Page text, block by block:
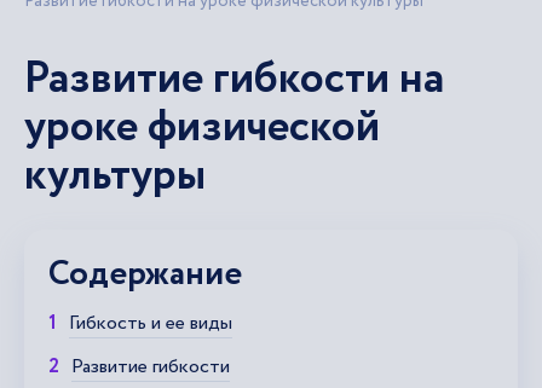
Развитие гибкости на
уроке физической
культуры
Содержание
Гибкость и ее виды
Развитие гибкости